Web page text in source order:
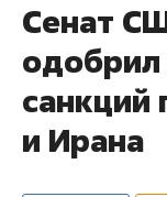
Сенат
одобрил
санкций
и Ирана